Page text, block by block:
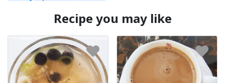
Recipe you may like